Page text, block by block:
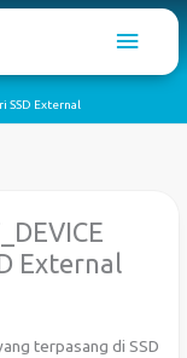
Menu
SSD External
External
terpasang di SSD